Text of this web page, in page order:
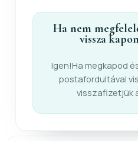
Ha nem
vissza
Igen!Ha megkapod
postafordultával
visszafizetjük